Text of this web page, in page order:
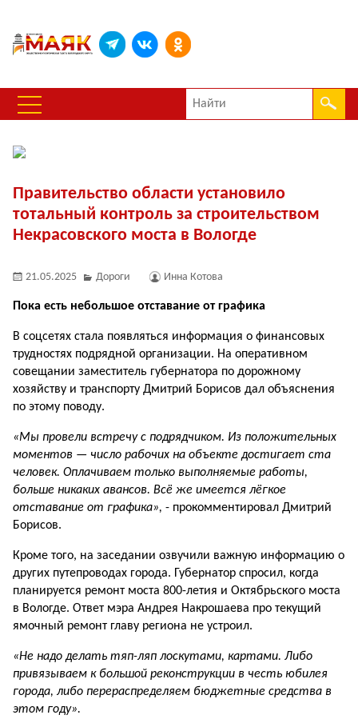
Правительство области установило
тотальный контроль за строительством
Некрасовского моста в Вологде
21.05.2025 Дороги Инна Котова
Пока есть небольшое отставание от графика
В соцсетях стала появляться информация о финансовых
трудностях подрядной организации. На оперативном
совещании заместитель губернатора по дорожному
хозяйству и транспорту Дмитрий Борисов дал объяснения
по этому поводу.
«Мы провели встречу с подрядчиком. Из положительных
моментов — число рабочих на объекте достигает ста
человек. Оплачиваем только выполняемые работы,
больше никаких авансов. Всё же имеется лёгкое
отставание от графика», - прокомментировал Дмитрий
Борисов.
Кроме того, на заседании озвучили важную информацию о
других путепроводах города. Губернатор спросил, когда
планируется ремонт моста 800-летия и Октябрьского моста
в Вологде. Ответ мэра Андрея Накрошаева про текущий
ямочный ремонт главу региона не устроил.
«Не надо делать тяп-ляп лоскутами, картами. Либо
привязываем к большой реконструкции в честь юбилея
города, либо перераспределяем бюджетные средства в
этом году».